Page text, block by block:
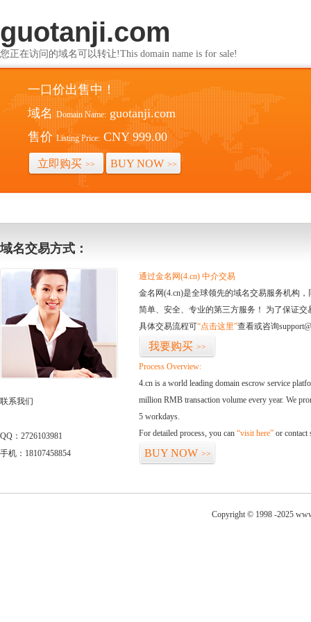
guotanji.com
您正在访问的域名可以转让!This domain name is for sale!
一口价出售中！
域名 Domain Name: guotanji.com
售价 Listing Price: CNY 999.00
立即购买 >> BUY NOW >>
域名交易方式：
联系我们
QQ：2726103981
手机：18107458854
通过金名网(4.cn) 中介交易
金名网(4.cn)是全球领先的域名交易服务机构
简单、安全、专业的第三方服务！ 为了保证
具体交易流程可“点击这里”查看或咨询
我要购买 >>
Process Overview:
4.cn is a world leading domain escrow service
million RMB transaction volume every year. We
5 workdays.
For detailed process, you can “visit here” or contact
BUY NOW >>
Copyright © 1998 -2025